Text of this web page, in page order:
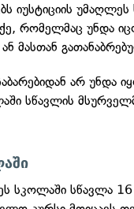
იუსტიციის
რომელმაც უნდა
მასთან
არ უნდა
სწავლის
სკოლაში სწავლა